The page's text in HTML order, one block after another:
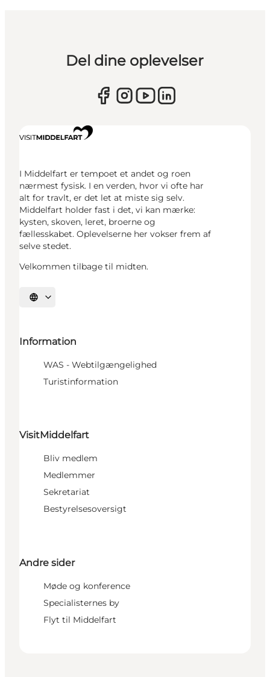
Del dine oplevelser
I Middelfart er tempoet et andet og roen
nærmest fysisk. I en verden, hvor vi ofte har
alt for travlt, er det let at miste sig selv.
Middelfart holder fast i det, vi kan mærke:
kysten, skoven, leret, broerne og
fællesskabet. Oplevelserne her vokser frem af
selve stedet.
Velkommen tilbage til midten.
Vælg sprog
Information
WAS - Webtilgængelighed
Turistinformation
VisitMiddelfart
Bliv medlem
Medlemmer
Sekretariat
Bestyrelsesoversigt
Andre sider
Møde og konference
Specialisternes by
Flyt til Middelfart